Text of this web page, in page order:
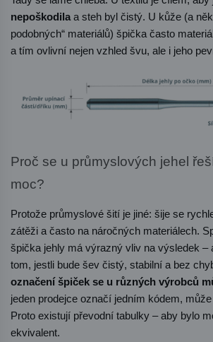
nepoškodila a steh byl čistý. U kůže (a
podobných“ materiálů) špička často
a tím ovlivní nejen vzhled švu, ale i jeho
Proč se u průmyslových jehel
moc?
Protože průmyslové šití je jiné: šije se
zátěži a často na náročných materiálech.
špička jehly má výrazný vliv na výsledek –
označení špiček se u různých výrobců
jeden prodejce označí jedním kódem,
Proto existují převodní tabulky – aby bylo
ekvivalent.